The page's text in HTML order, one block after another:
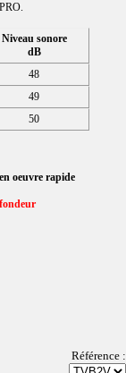
Niveau sonore
dB
48
49
50
oeuvre rapide
Référence :